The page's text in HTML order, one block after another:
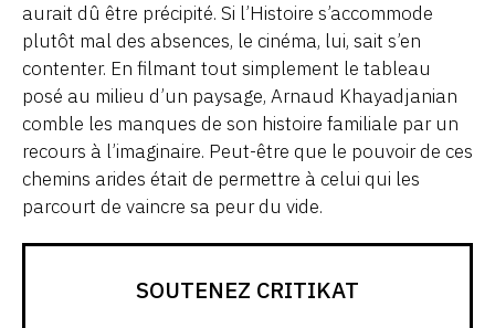
aurait dû être précipité. Si l’Histoire s’accommode
plutôt mal des absences, le cinéma, lui, sait s’en
contenter. En filmant tout simplement le tableau
posé au milieu d’un paysage, Arnaud Khayadjanian
comble les manques de son histoire familiale par un
recours à l’imaginaire. Peut-être que le pouvoir de ces
chemins arides était de permettre à celui qui les
parcourt de vaincre sa peur du vide.
SOUTENEZ CRITIKAT